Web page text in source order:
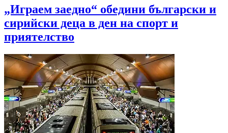
„Играем заедно“ обедини български и
сирийски деца в ден на спорт и
приятелство